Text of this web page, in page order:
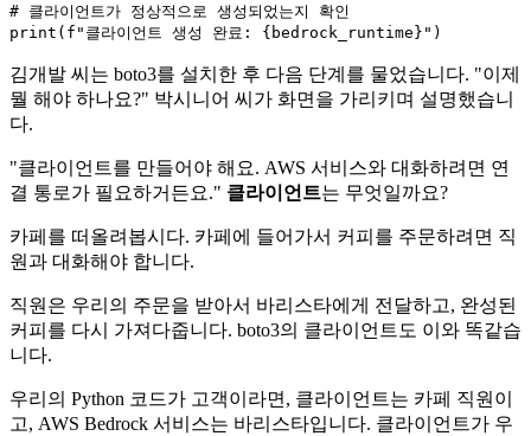
# 클라이언트가 정상적으로 생성되었는지 확인
print ( f"클라이언트 생성 완료: {bedrock_runtime} "
김개발 씨는 boto3를 설치한 후 다음 단계를 물었습니다. "이제
뭘 해야 하나요?" 박시니어 씨가 화면을 가리키며 설명했습니
다.
"클라이언트를 만들어야 해요. AWS 서비스와 대화하려면 연
결 통로가 필요하거든요." 클라이언트는 무엇일까요?
카페를 떠올려봅시다. 카페에 들어가서 커피를 주문하려면 직
원과 대화해야 합니다.
직원은 우리의 주문을 받아서 바리스타에게 전달하고, 완성된
커피를 다시 가져다줍니다. boto3의 클라이언트도 이와 똑같습
니다.
우리의 Python 코드가 고객이라면, 클라이언트는 카페 직원이
고, AWS Bedrock 서비스는 바리스타입니다. 클라이언트가 우